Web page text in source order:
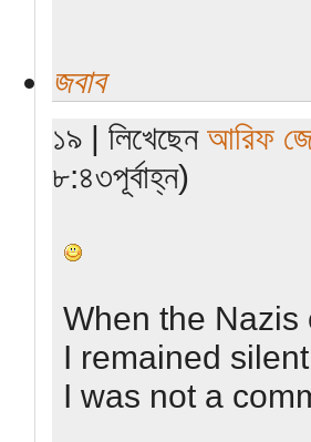
জবাব
১৯ | লিখেছেন আরিফ
৮:৪৩পূর্বাহ্ন)
When the Nazis
I remained
I was not a